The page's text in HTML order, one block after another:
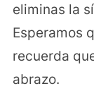
eliminas la
Esperamos
recuerda
abrazo.